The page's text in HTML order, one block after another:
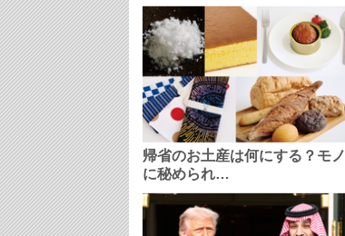
帰省のお土産は何にする？モノ
に秘められ…